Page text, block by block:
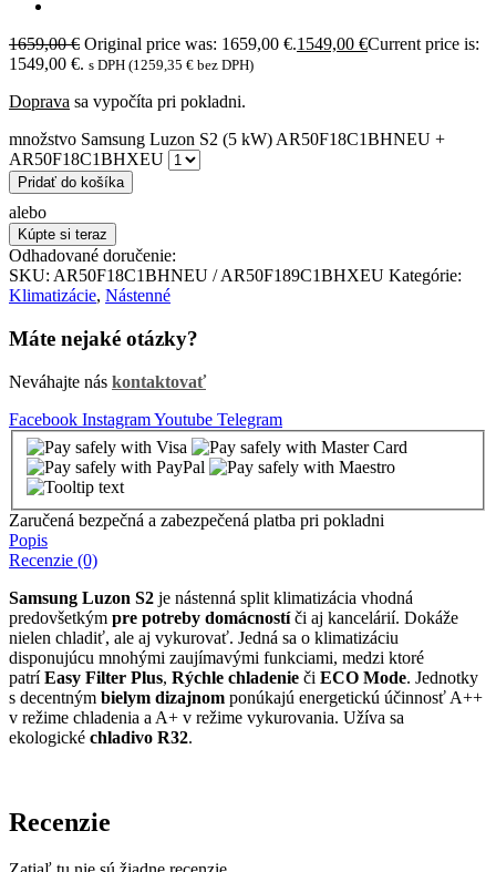
1659,00€ Original price was: 1659,00 €.1549,00 €Current price is:
1549,00 €. s DPH (1259,35 € bez DPH)
Doprava sa vypočíta pri pokladni.
množstvo Samsung Luzon S2 (5 kW) AR50F18C1BHNEU +
AR50F18C1BHXEU
Pridať do košíka
alebo
Kúpte si teraz
Odhadované doručenie:
SKU: AR50F18C1BHNEU / AR50F189C1BHXEU Kategórie:
Klimatizácie, Nástenné
Máte nejaké otázky?
Neváhajte nás kontaktovať
Facebook InstagramYoutube Telegram
Zaručená bezpečná a zabezpečená platba pri pokladni
Popis
Recenzie (0)
Samsung Luzon S2 je nástenná split klimatizácia vhodná
predovšetkým pre potreby domácnostíči aj kancelárií. Dokáže
nielen chladiť, ale aj vykurovať. Jedná sa o klimatizáciu
disponujúcu mnohými zaujímavými funkciami, medzi ktoré
patríEasy Filter Plus, Rýchle chladenie či ECO Mode. Jednotky
s decentným bielym dizajnom ponúkajú energetickú účinnosť A++
v režime chladenia a A+ v režime vykurovania. Užíva sa
ekologické chladivo R32.
Recenzie